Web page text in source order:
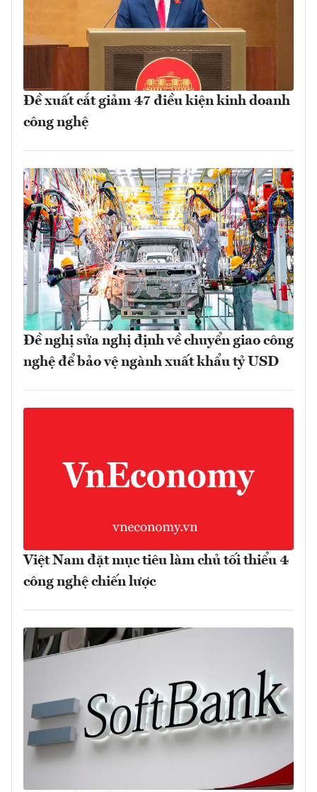
Đề xuất cắt giảm 47 điều kiện kinh doanh
công nghệ
Đề nghị sửa nghị định về chuyển giao công
nghệ để bảo vệ ngành xuất khẩu tỷ USD
Việt Nam đặt mục tiêu làm chủ tối thiểu 4
công nghệ chiến lược